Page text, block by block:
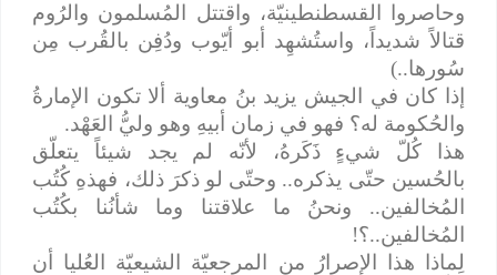
وحاصروا القسطنطينيّة، واقتتل المُسلمون والرُوم
قتالاً شديداً، واستُشهِد أبو أيّوب ودُفِن بالقُرب مِن
سُورها..)
إذا كان في الجيش يزيد بنُ معاوية ألا تكون الإمارةُ
والحُكومة له؟ فهو في زمان أبيهِ وهو وليُّ العَهْد.
هذا كُلّ شيءٍ ذَكَرهُ، لأنّه لم يجد شيئاً يتعلّق
بالحُسين حتّى يذكره.. وحتّى لو ذكرَ ذلك، فهذهِ كُتُب
المُخالفين.. ونحنُ ما علاقتنا وما شأنُنا بكُتُب
المُخالفين..؟!
لِماذا هذا الإصرارُ من المرجعيّة الشيعيّة العُليا أن